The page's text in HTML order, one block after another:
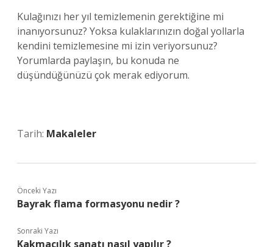
Kulağınızı her yıl temizlemenin gerektiğine mi
inanıyorsunuz? Yoksa kulaklarınızın doğal yollarla
kendini temizlemesine mi izin veriyorsunuz?
Yorumlarda paylaşın, bu konuda ne
düşündüğünüzü çok merak ediyorum.
Tarih: Makaleler
Önceki Yazı
Bayrak flama formasyonu nedir ?
Sonraki Yazı
Kakmacılık sanatı nasıl yapılır ?